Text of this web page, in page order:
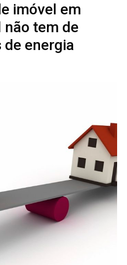
imóvel em
tem de
de energia